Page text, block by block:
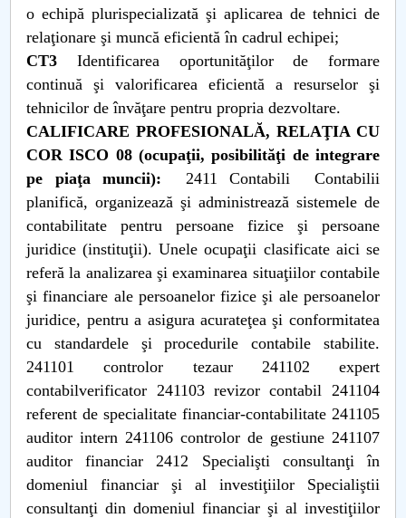
o echipă plurispecializată şi aplicarea de tehnici de
relaţionare şi muncă eficientă în cadrul echipei;
CT3 Identificarea oportunităţilor de formare
continuă şi valorificarea eficientă a resurselor şi
tehnicilor de învăţare pentru propria dezvoltare.
CALIFICARE PROFESIONALĂ, RELAŢIA CU
COR ISCO 08 (ocupaţii, posibilităţi de integrare
pe piaţa muncii): 2411 Contabili Contabilii
planifică, organizează şi administrează sistemele de
contabilitate pentru persoane fizice şi persoane
juridice (instituţii). Unele ocupaţii clasificate aici se
referă la analizarea şi examinarea situaţiilor contabile
şi financiare ale persoanelor fizice şi ale persoanelor
juridice, pentru a asigura acurateţea şi conformitatea
cu standardele şi procedurile contabile stabilite.
241101 controlor tezaur 241102 expert
contabilverificator 241103 revizor contabil 241104
referent de specialitate financiar-contabilitate 241105
auditor intern 241106 controlor de gestiune 241107
auditor financiar 2412 Specialişti consultanţi în
domeniul financiar şi al investiţiilor Specialiştii
consultanţi din domeniul financiar şi al investiţiilor